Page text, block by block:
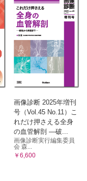
画像診断 2025年増刊
号（Vol.45 No.11）こ
れだけ押さえる全身
の血管解剖 ―破...
画像診断実行編集委員
会 森...
￥6,600